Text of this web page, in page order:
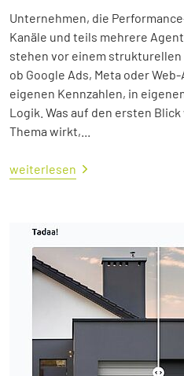
Unternehmen, die
Kanäle und teils mehrere
stehen vor einem
ob Google Ads, Meta oder
eigenen Kennzahlen, in
Logik. Was auf den ersten
Thema wirkt,...
weiterlesen